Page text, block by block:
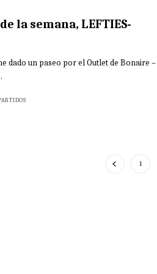
la semana, LEFTIES-
dado un paseo por el Outlet de Bonaire –
1